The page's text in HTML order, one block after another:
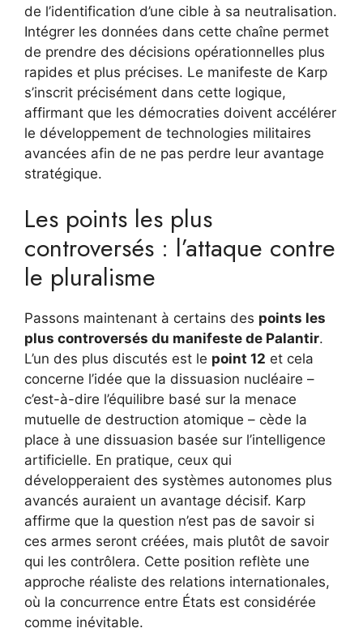
de l’identification d’une cible à sa neutralisation.
Intégrer les données dans cette chaîne permet
de prendre des décisions opérationnelles plus
rapides et plus précises. Le manifeste de Karp
s’inscrit précisément dans cette logique,
affirmant que les démocraties doivent accélérer
le développement de technologies militaires
avancées afin de ne pas perdre leur avantage
stratégique.
Les points les plus
controversés : l’attaque contre
le pluralisme
Passons maintenant à certains des points les
plus controversés du manifeste de Palantir.
L’un des plus discutés est le point 12 et cela
concerne l’idée que la dissuasion nucléaire –
c’est-à-dire l’équilibre basé sur la menace
mutuelle de destruction atomique – cède la
place à une dissuasion basée sur l’intelligence
artificielle. En pratique, ceux qui
développeraient des systèmes autonomes plus
avancés auraient un avantage décisif. Karp
affirme que la question n’est pas de savoir si
ces armes seront créées, mais plutôt de savoir
qui les contrôlera. Cette position reflète une
approche réaliste des relations internationales,
où la concurrence entre États est considérée
comme inévitable.